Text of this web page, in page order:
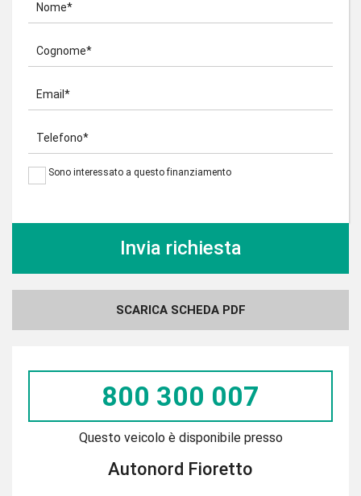
Nome*
Cognome*
Email*
Telefono*
Sono interessato a questo finanziamento
SCARICA SCHEDA PDF
800 300 007
Questo veicolo è disponibile presso
Autonord Fioretto